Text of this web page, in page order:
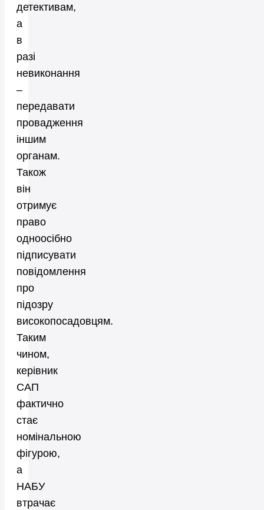
детективам,
а
в
разі
невиконання
–
передавати
провадження
іншим
органам.
Також
він
отримує
право
одноосібно
підписувати
повідомлення
про
підозру
високопосадовцям.
Таким
чином,
керівник
САП
фактично
стає
номінальною
фігурою,
а
НАБУ
втрачає